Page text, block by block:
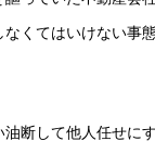
くてはいけない事
断して他人任せに